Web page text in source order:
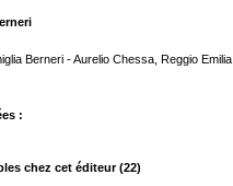
Berneri - Aurelio Chessa, Reggio Emilia
:
chez cet éditeur (22)